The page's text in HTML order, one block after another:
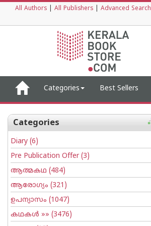
All Authors All Publishers Advanced Search
Categories Best Sellers
Categories
Diary (6)
Pre Publication Offer(3)
ആത്മകഥ (484)
ആരോഗ്യം (321)
ഉപന്യാസം (1047)
കഥകള്‍ »» (3476)